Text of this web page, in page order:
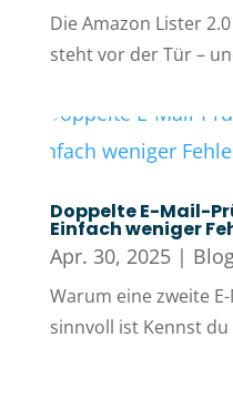
Die Amazon Lister
steht vor der Tür –
Doppelte E-Mail-
Einfach weniger
Apr. 30, 2025|
Warum eine zweite
sinnvoll ist Kennst du